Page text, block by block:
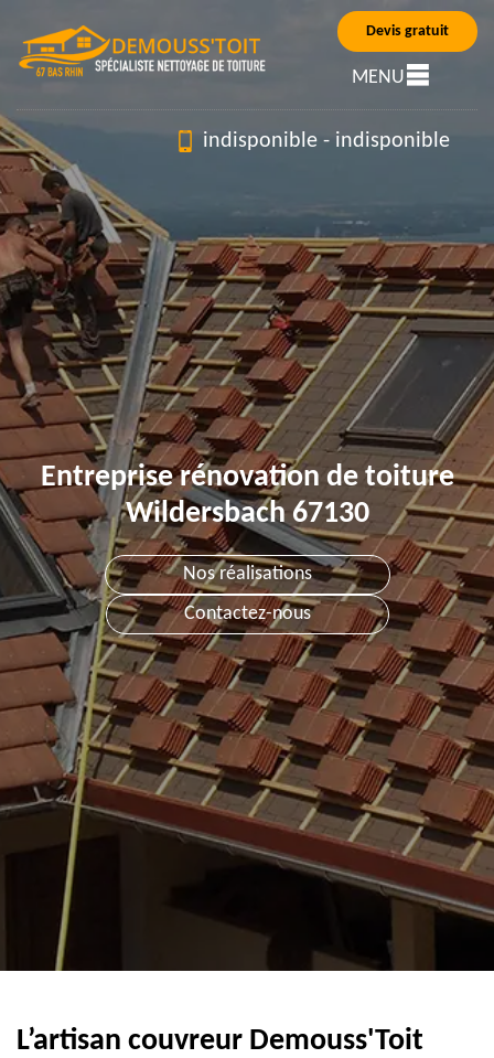
Devis gratuit
MENU
indisponible - indisponible
Entreprise rénovation de toiture
Wildersbach 67130
Nos réalisations
Contactez-nous
L’artisan couvreur Demouss'Toit